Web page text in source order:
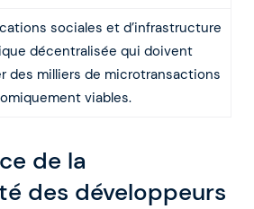
sociales et d’infrastructure
décentralisée qui doivent
des milliers de microtransactions
viables.
de la
des développeurs